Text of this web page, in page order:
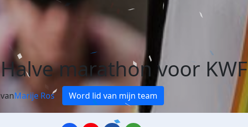
Halve marathon voor KWF
vanMarije Ros Word lid van mijn team